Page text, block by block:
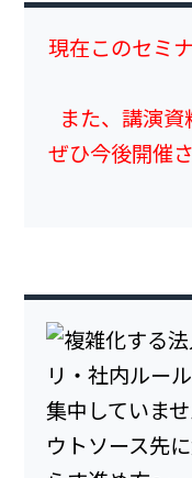
現在このセミ
また、講演資
ぜひ今後開催